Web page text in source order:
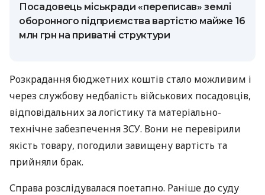
Посадовець міськради «переписав» землі
оборонного підприємства вартістю майже 16
млн грн на приватні структури
Розкрадання бюджетних коштів стало можливим і
через службову недбалість військових посадовців,
відповідальних за логістику та матеріально-
технічне забезпечення ЗСУ. Вони не перевірили
якість товару, погодили завищену вартість та
прийняли брак.
Справа розслідувалася поетапно. Раніше до суду